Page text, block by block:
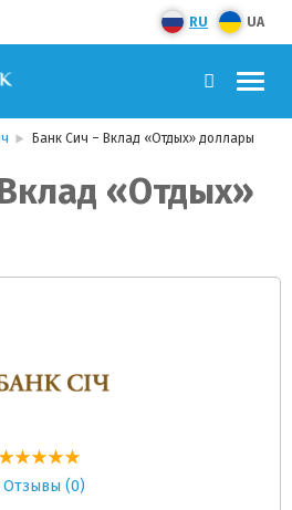
RU UA
Банк Сич – Вклад «Отдых» доллары
«Отдых»
Отзывы (0)